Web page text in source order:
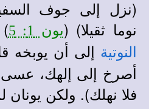
(نزل إلى جوف
نوما ثقيلا) (يون 1: 5
النوتية إلى أن يوبخه
أصرخ إلى إلهك، عسى
فلا نهلك). ولكن